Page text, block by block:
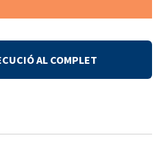
AL COMPLET